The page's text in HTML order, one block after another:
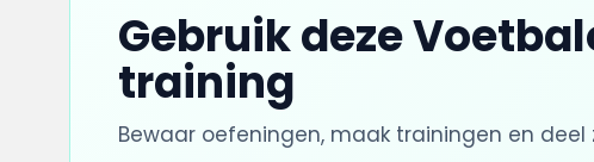
Gebruik deze
training
Bewaar oefeningen, maak trainingen en